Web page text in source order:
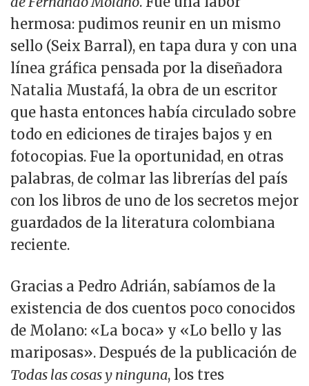
hermosa: pudimos reunir en un mismo
sello (Seix Barral), en tapa dura y con una
línea gráfica pensada por la diseñadora
Natalia Mustafá, la obra de un escritor
que hasta entonces había circulado sobre
todo en ediciones de tirajes bajos y en
fotocopias. Fue la oportunidad, en otras
palabras, de colmar las librerías del país
con los libros de uno de los secretos mejor
guardados de la literatura colombiana
reciente.
Gracias a Pedro Adrián, sabíamos de la
existencia de dos cuentos poco conocidos
de Molano: «La boca» y «Lo bello y las
mariposas». Después de la publicación de
Todas las cosas y ninguna, los tres